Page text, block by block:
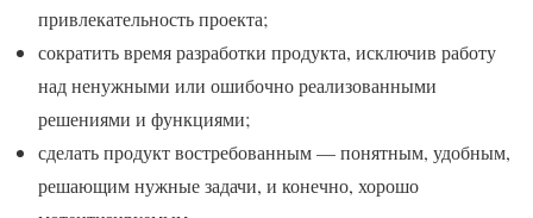
привлекательность проекта;
сократить время разработки продукта, исключив работу
над ненужными или ошибочно реализованными
решениями и функциями;
сделать продукт востребованным — понятным, удобным,
решающим нужные задачи, и конечно, хорошо